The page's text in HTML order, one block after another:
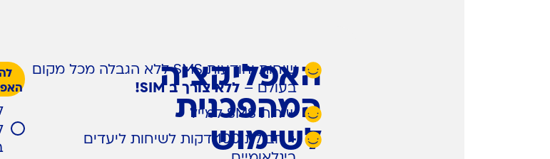
האפליקציה
המהפכנית
לשימוש
שיחות והודעות SMS ללא הגבלה מכל מקום
בעולם – ללא צורך ב SIM!
שירות SMS למייל
+
חבילת 100 דקות לשיחות ליעדים